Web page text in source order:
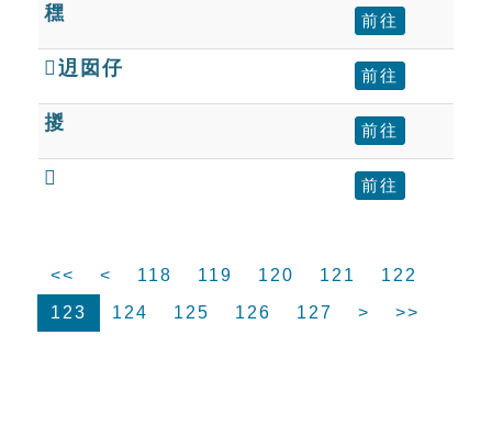
䆀 前往
迌囡仔 前往
㨑 前往
 前往
<< < 118 119 120 121
122
123
124 125 126 127 > >>